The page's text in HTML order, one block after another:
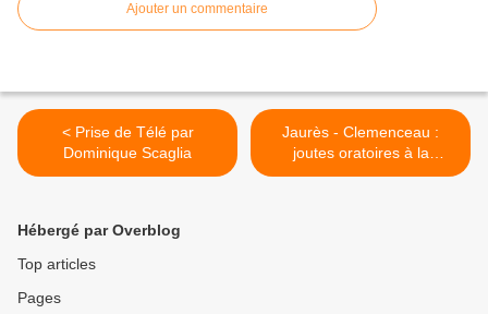
Ajouter un commentaire
< Prise de Télé par
Dominique Scaglia
Jaurès - Clemenceau :
joutes oratoires à la
Chambre en 1906-1907
Hébergé par Overblog
Top articles
Pages